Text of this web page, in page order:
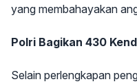
yang membahayakan
Polri Bagikan 430
Selain perlengkapan